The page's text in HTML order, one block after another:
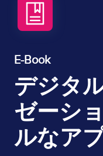
E-Book
デジタ
ゼーシ
ルなア